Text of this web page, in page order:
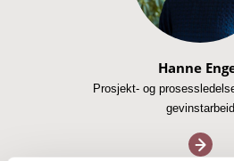
Hanne
Prosjekt- og
gevinstarbeid